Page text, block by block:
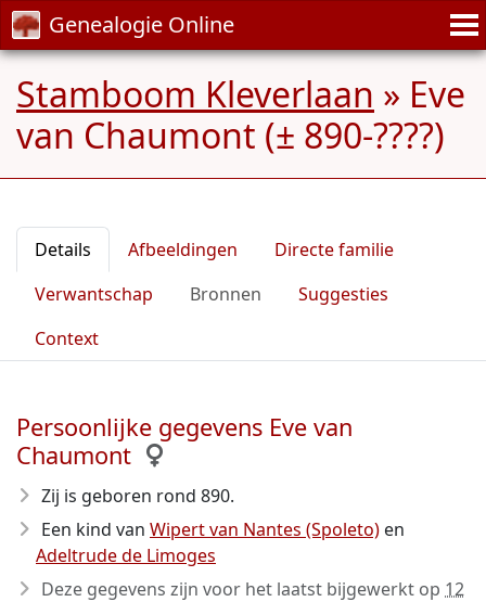
Genealogie Online
Stamboom Kleverlaan » Eve
van Chaumont (± 890-????)
Details Afbeeldingen
Directe familie
Verwantschap
Bronnen
Suggesties
Context
Persoonlijke gegevens Eve van
Chaumont
Zij is geboren rond 890.
Een kind van Wipert van Nantes (Spoleto) en
Adeltrude de Limoges
Deze gegevens zijn voor het laatst bijgewerkt op 12